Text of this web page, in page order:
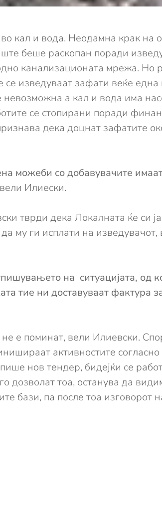
кал и вода. Неодамна крак на
беше раскопан поради
канализационата мрежа. Но
се изведуваат зафати веќе
а кал и вода има
се стопирани поради
дека доцнат зафатите
можеби со добавувачите
Илиески.
тврди дека Локалната ќе си
му ги исплати на
на ситуацијата, од
тие ни доставуваат фактура
е поминат, вели Илиевски.
активностите
нов тендер, бидејќи се
дозволат тоа, останува да
бази, па после тоа